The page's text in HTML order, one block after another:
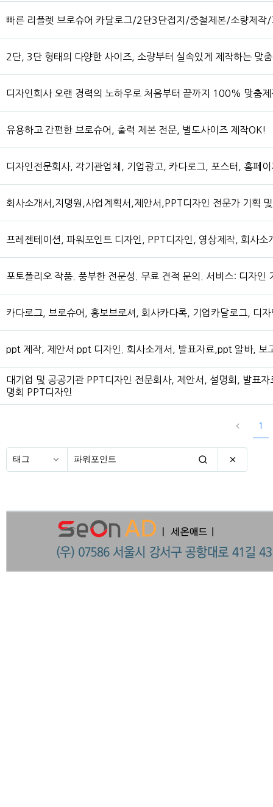
빠른 리플렛 브로슈어 카달로그/2단3단접지/중철제본/소량제작/
2단, 3단 형태의 다양한 사이즈, 소량부터 실속있게 제작하는 맞
디자인회사 오랜 경력의 노하우로 처음부터 끝까지 100% 맞춤제
유용하고 간편한 브로슈어, 출력 제본 전문, 별도사이즈 제작OK!
디자인전문회사, 각기관업체, 기업광고, 카다로그, 포스터, 홈페
회사소개서,지명원,사업계획서,제안서,PPT디자인 전문가 기획
프레젠테이션, 파워포인트 디자인, PPT디자인, 영상제작, 회사소
포토폴리오 작품. 풍부한 전문성. 무료 견적 문의. 서비스: 디자인
카다로그, 브로슈어, 홍보브로셔, 회사카다록, 기업카달로그, 디
ppt 제작, 제안서 ppt 디자인. 회사소개서, 발표자료,ppt 알바, 보
대기업 및 공공기관 PPT디자인 전문회사, 제안서, 설명회, 발표
명회 PPT디자인
1